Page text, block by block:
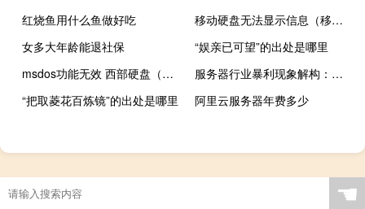
红烧鱼用什么鱼做好吃
移动硬盘无法显示信息（移动硬盘无法显示）
女多大年龄能退社保
“娱亲已可望”的出处是哪里
msdos功能无效 西部硬盘（ms dos功能无效）
服务器行业暴利现象解构：市场供需、成本转嫁与定价策略的深度博弈
“把取菱花百炼镜”的出处是哪里
阿里云服务器年费多少
☚